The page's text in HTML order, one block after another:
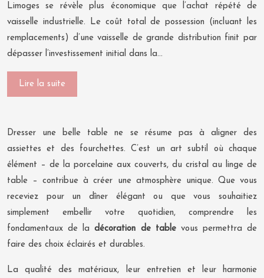
Limoges se révèle plus économique que l’achat répété de
vaisselle industrielle. Le coût total de possession (incluant les
remplacements) d’une vaisselle de grande distribution finit par
dépasser l’investissement initial dans la…
Lire la suite
Dresser une belle table ne se résume pas à aligner des
assiettes et des fourchettes. C’est un art subtil où chaque
élément – de la porcelaine aux couverts, du cristal au linge de
table – contribue à créer une atmosphère unique. Que vous
receviez pour un dîner élégant ou que vous souhaitiez
simplement embellir votre quotidien, comprendre les
fondamentaux de ladécoration de tablevous permettra de
faire des choix éclairés et durables.
La qualité des matériaux, leur entretien et leur harmonie